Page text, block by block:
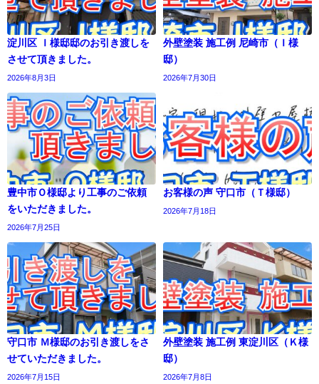
淀川区 Ｉ様邸邸のお引き渡しを
させて頂きました。
2026年8月3日
外壁塗装 施工例 尼崎市（Ｉ様
邸）
2026年7月30日
豊中市Ｏ様邸より工事のご依頼
をいただきました。
2026年7月25日
お客様の声 守口市（Ｔ様邸）
2026年7月18日
守口市 Ｍ様邸のお引き渡しをさ
せていただきました。
2026年7月15日
外壁塗装 施工例 東淀川区（Ｋ様
邸）
2026年7月8日